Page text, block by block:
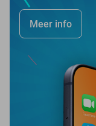
Meer info